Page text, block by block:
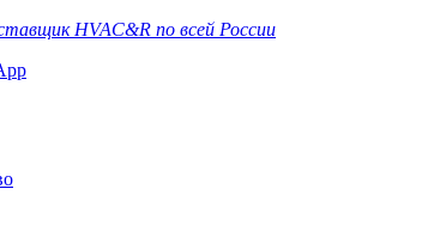
HVAC&R по всей России